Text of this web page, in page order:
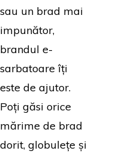
sau un brad mai
impunător,
brandul e-
sarbatoare îți
este de ajutor.
Poți găsi orice
mărime de brad
dorit, globulețe și